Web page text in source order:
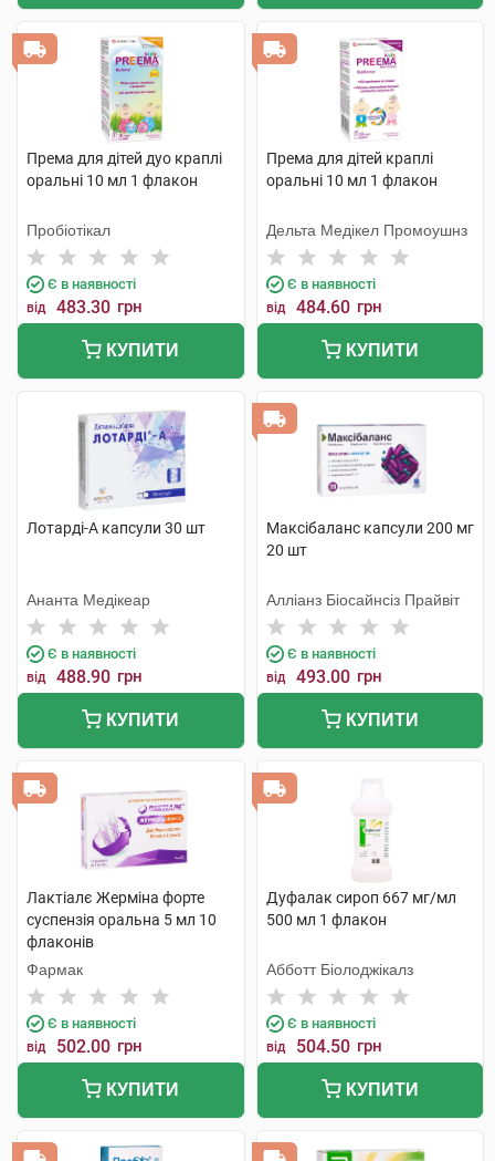
Према для дітей дуо краплі
оральні 10 мл 1 флакон
Пробіотікал
Є в наявності
від 483.30 грн
КУПИТИ
Према для дітей краплі
оральні 10 мл 1 флакон
Дельта Медікел Промоушнз
Є в наявності
від 484.60 грн
КУПИТИ
Лотарді-А капсули 30 шт
Ананта Медікеар
Є в наявності
від 488.90 грн
КУПИТИ
Максібаланс капсули 200 мг
20 шт
Алліанз Біосайнсіз Прайвіт
Є в наявності
від 493.00 грн
КУПИТИ
Лактіалє Жерміна форте
суспензія оральна 5 мл 10
флаконів
Фармак
Є в наявності
від 502.00 грн
КУПИТИ
Дуфалак сироп 667 мг/мл
500 мл 1 флакон
Абботт Біолоджікалз
Є в наявності
від 504.50 грн
КУПИТИ